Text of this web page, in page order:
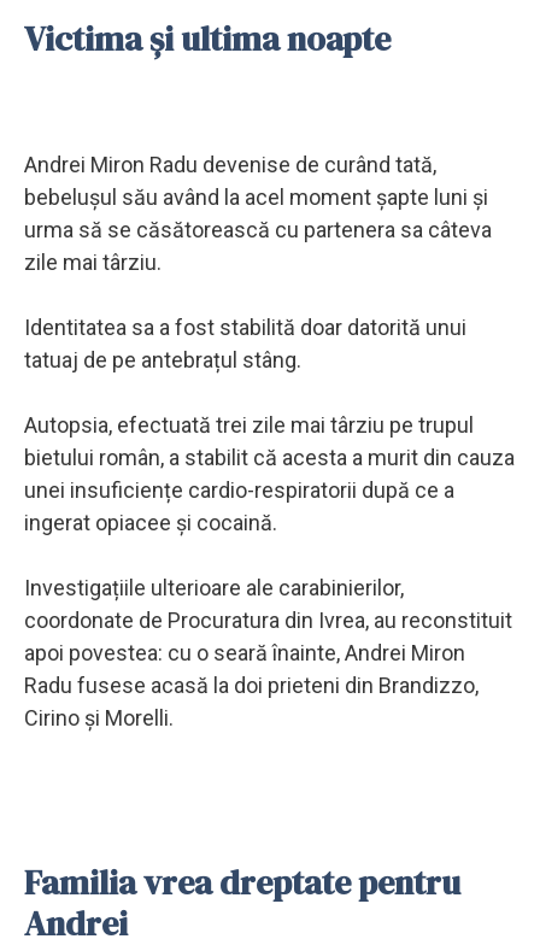
Victima și ultima noapte
Andrei Miron Radu devenise de curând tată,
bebelușul său având la acel moment șapte luni și
urma să se căsătorească cu partenera sa câteva
zile mai târziu.
Identitatea sa a fost stabilită doar datorită unui
tatuaj de pe antebrațul stâng.
Autopsia, efectuată trei zile mai târziu pe trupul
bietului român, a stabilit că acesta a murit din cauza
unei insuficiențe cardio-respiratorii după ce a
ingerat opiacee și cocaină.
Investigațiile ulterioare ale carabinierilor,
coordonate de Procuratura din Ivrea, au reconstituit
apoi povestea: cu o seară înainte, Andrei Miron
Radu fusese acasă la doi prieteni din Brandizzo,
Cirino și Morelli.
Familia vrea dreptate pentru
Andrei